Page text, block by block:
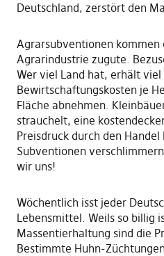
Deutschland, zerstört den
Agrarsubventionen kommen
Agrarindustrie zugute.
Wer viel Land hat, erhält
Bewirtschaftungskosten je
Fläche abnehmen.
strauchelt, eine
Preisdruck durch den
Subventionen
wir uns!
Wöchentlich isst jeder
Lebensmittel. Weils so billig
Massentierhaltung sind die
Bestimmte Huhn-